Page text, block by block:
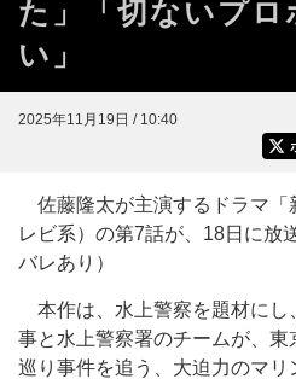
た」「切ないプロ
い」
2025年11月19日 / 10:40
佐藤隆太が主演するドラマ「
レビ系）の第7話が、18日に放
バレあり）
本作は、水上警察を題材にし
事と水上警察署のチームが、
巡り事件を追う、大迫力のマリ